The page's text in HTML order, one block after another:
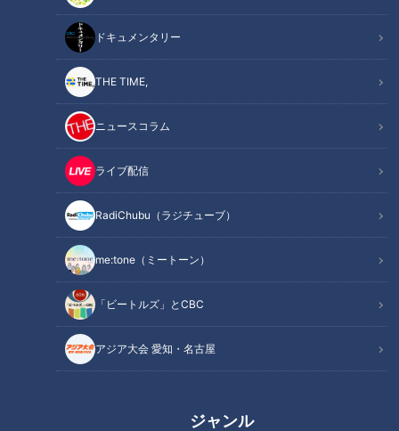
ドキュメンタリー
THE TIME,
ニュースコラム
ライブ配信
RadiChubu（ラジチューブ）
me:tone（ミートーン）
「ビートルズ」とCBC
アジア大会 愛知・名古屋
ジャンル
記事に戻る
この記事を見たあなたへのおすすめ
「みてちょてれび」の由来が登
場！？「今の方が絶対いい！」
CBCアナウンス部の古い日誌
「よくみて帖」で当時を思い出
夏目みな美アナに【100の質
問】みてちょてれびを支える笑
い声担当の私生活は？驚きの特
技は顔マネ！？
まり変わらない！？柳沢アナの